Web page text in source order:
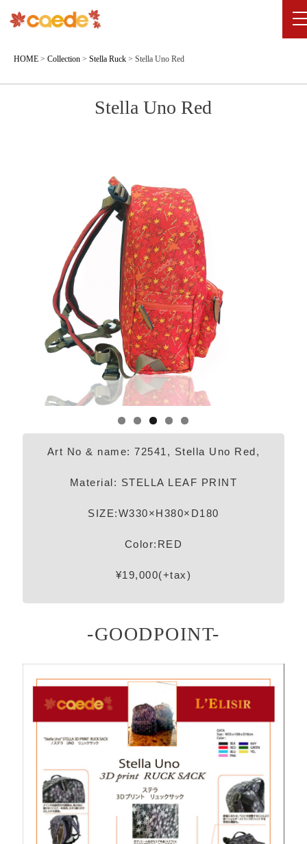
HOME > Collection > Stella Ruck > Stella Uno Red
Stella Uno Red
Art No & name: 72541, Stella Uno Red,
Material: STELLA LEAF PRINT
SIZE:W330×H380×D180
Color:RED
¥19,000(+tax)
-GOODPOINT-